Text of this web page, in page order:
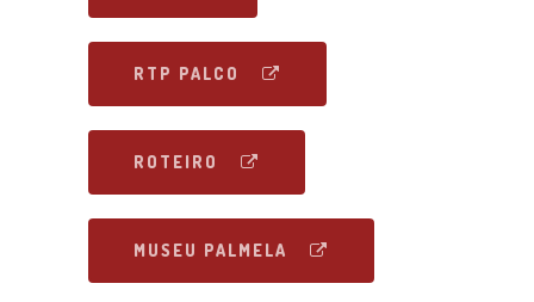
RTP PALCO
ROTEIRO
MUSEU PALMELA